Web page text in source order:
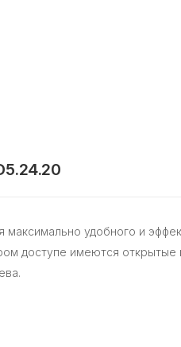
максимально удобного и
доступе имеются